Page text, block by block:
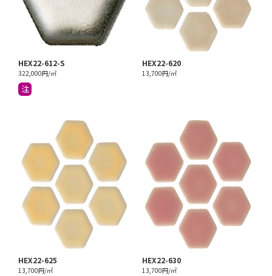
HEX22-612-S
322,000円/㎡
注
HEX22-620
13,700円/㎡
HEX22-625
13,700円/㎡
HEX22-630
13,700円/㎡